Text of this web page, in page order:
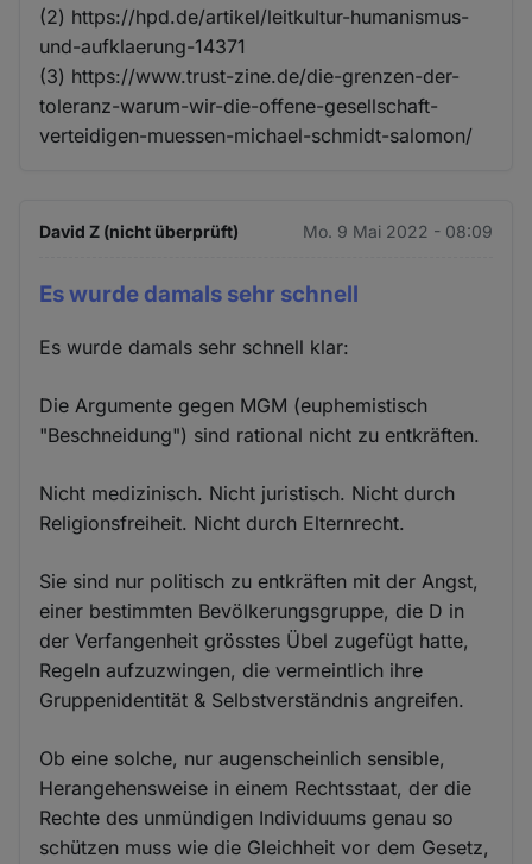
(2) https://hpd.de/artikel/leitkultur-humanismus-
und-aufklaerung-14371
(3) https://www.trust-zine.de/die-grenzen-der-
toleranz-warum-wir-die-offene-gesellschaft-
verteidigen-muessen-michael-schmidt-salomon/
David Z (nicht überprüft) Mo. 9 Mai 2022 - 08:09
Es wurde damals sehr schnell
Es wurde damals sehr schnell klar:
Die Argumente gegen MGM (euphemistisch
"Beschneidung") sind rational nicht zu entkräften.
Nicht medizinisch. Nicht juristisch. Nicht durch
Religionsfreiheit. Nicht durch Elternrecht.
Sie sind nur politisch zu entkräften mit der Angst,
einer bestimmten Bevölkerungsgruppe, die D in
der Verfangenheit grösstes Übel zugefügt hatte,
Regeln aufzuzwingen, die vermeintlich ihre
Gruppenidentität & Selbstverständnis angreifen.
Ob eine solche, nur augenscheinlich sensible,
Herangehensweise in einem Rechtsstaat, der die
Rechte des unmündigen Individuums genau so
schützen muss wie die Gleichheit vor dem Gesetz,